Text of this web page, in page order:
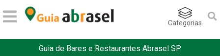
Categorias
Guia de Bares e Restaurantes Abrasel SP